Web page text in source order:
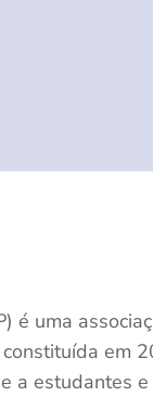
é uma
em
a estudantes